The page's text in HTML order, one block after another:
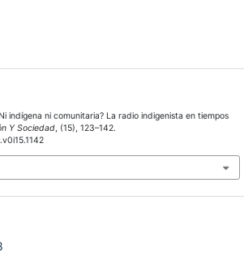
indígena ni comunitaria? La radio indigenista en tiempos
Y Sociedad, (15), 123–142.